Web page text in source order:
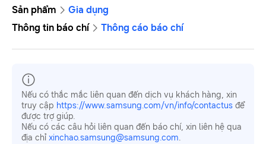
Sản phẩm
Gia dụng
Thông tin báo chí
Thông cáo báo chí
Nếu có thắc mắc liên quan đến dịch vụ khách hàng, xin
truy cập https://www.samsung.com/vn/info/contactus để
được trợ giúp.
Nếu có các câu hỏi liên quan đến báo chí, xin liên hệ qua
địa chỉ xinchao.samsung@samsung.com.